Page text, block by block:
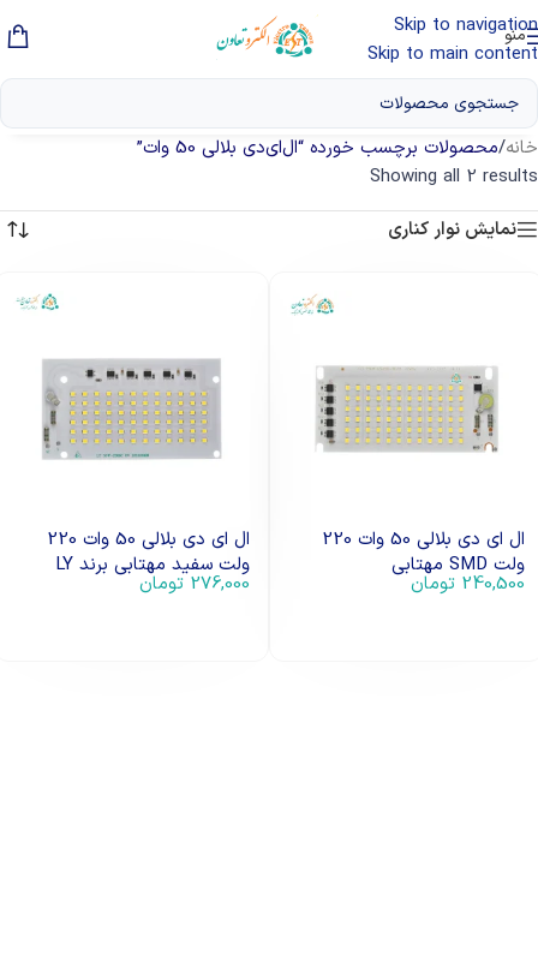
Skip to navigation
Skip to main content
منو
خانه/محصولات برچسب خورده “ال‌ای‌دی بلالی 50 وات”
Showing all 2 results
نمایش نوار کناری
ال ای دی بلالی 50 وات 220
ولت SMD مهتابی
240,500 تومان
ال ای دی بلالی 50 وات 220
ولت سفید مهتابی برند LY
276,000 تومان